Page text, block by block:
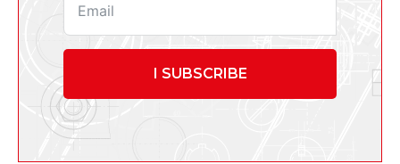
I SUBSCRIBE